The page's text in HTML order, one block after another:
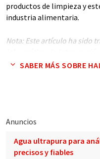
productos de limpieza y
industria alimentaria.
Nota: Este artículo ha sido
traducciones automáticas
SABER MÁS SOBRE
Anuncios
Agua ultrapura para
precisos y fiables